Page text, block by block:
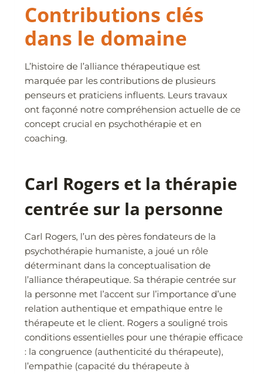
Contributions clés
dans le domaine
L’histoire de l’alliance thérapeutique est
marquée par les contributions de plusieurs
penseurs et praticiens influents. Leurs travaux
ont façonné notre compréhension actuelle de ce
concept crucial en psychothérapie et en
coaching.
Carl Rogers et la thérapie
centrée sur la personne
Carl Rogers, l’un des pères fondateurs de la
psychothérapie humaniste, a joué un rôle
déterminant dans la conceptualisation de
l’alliance thérapeutique. Sa thérapie centrée sur
la personne met l’accent sur l’importance d’une
relation authentique et empathique entre le
thérapeute et le client. Rogers a souligné trois
conditions essentielles pour une thérapie efficace
: la congruence (authenticité du thérapeute),
l’empathie (capacité du thérapeute à